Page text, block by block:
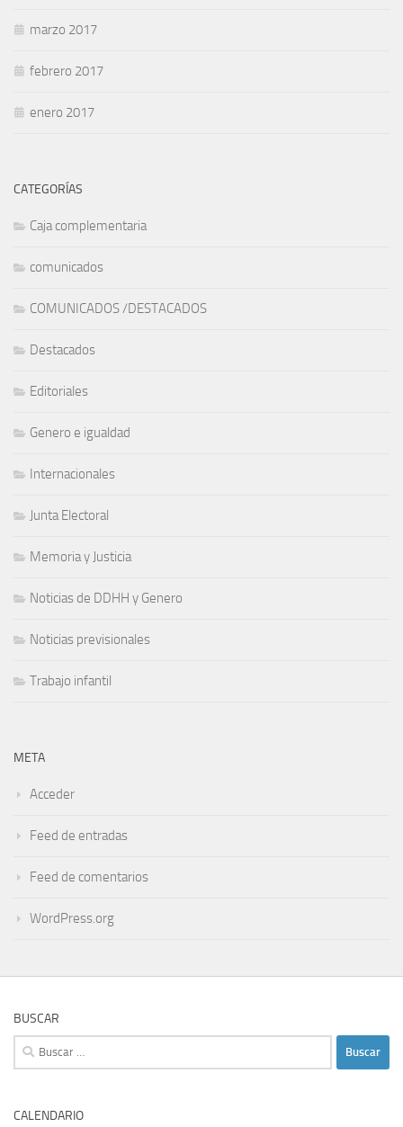
marzo 2017
febrero 2017
enero 2017
CATEGORÍAS
Caja complementaria
comunicados
COMUNICADOS /DESTACADOS
Destacados
Editoriales
Genero e igualdad
Internacionales
Junta Electoral
Memoria y Justicia
Noticias de DDHH y Genero
Noticias previsionales
Trabajo infantil
META
Acceder
Feed de entradas
Feed de comentarios
WordPress.org
BUSCAR
Buscar:
CALENDARIO